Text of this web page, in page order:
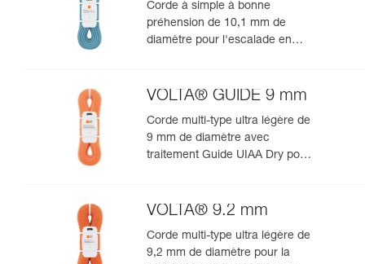
Corde à simple à bonne
préhension de 10,1 mm de
diamètre pour l'escalade en
VOLTA® GUIDE 9 mm
Corde multi-type ultra légère de
9 mm de diamètre avec
traitement Guide UIAA Dry pour
VOLTA® 9.2 mm
Corde multi-type ultra légère de
9,2 mm de diamètre pour la